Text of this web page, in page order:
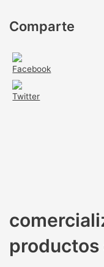
Comparte
productos